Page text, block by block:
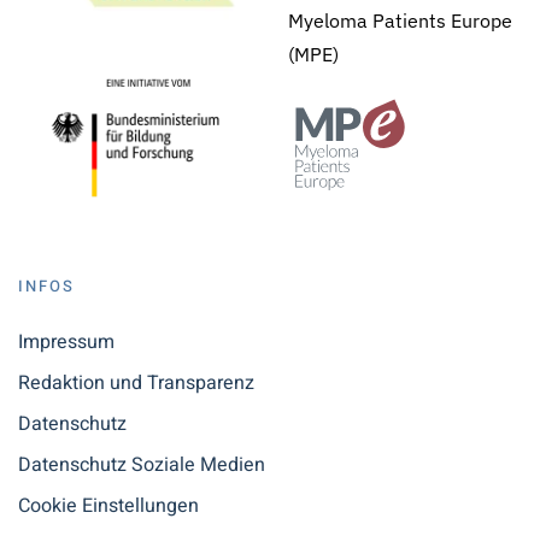
Myeloma Patients Europe
(MPE)
INFOS
Impressum
Redaktion und Transparenz
Datenschutz
Datenschutz Soziale Medien
Cookie Einstellungen